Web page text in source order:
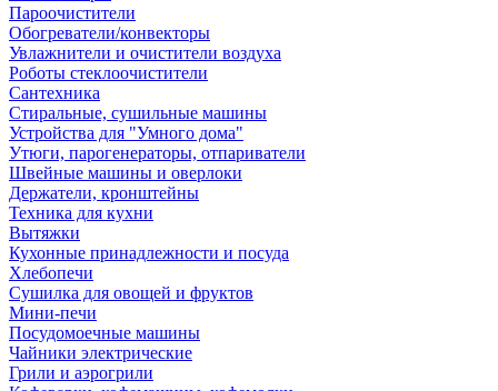
Пароочистители
Обогреватели/конвекторы
Увлажнители и очистители воздуха
Роботы стеклоочистители
Сантехника
Стиральные, сушильные машины
Устройства для "Умного дома"
Утюги, парогенераторы, отпариватели
Швейные машины и оверлоки
Держатели, кронштейны
Техника для кухни
Вытяжки
Кухонные принадлежности и посуда
Хлебопечи
Сушилка для овощей и фруктов
Мини-печи
Посудомоечные машины
Чайники электрические
Грили и аэрогрили